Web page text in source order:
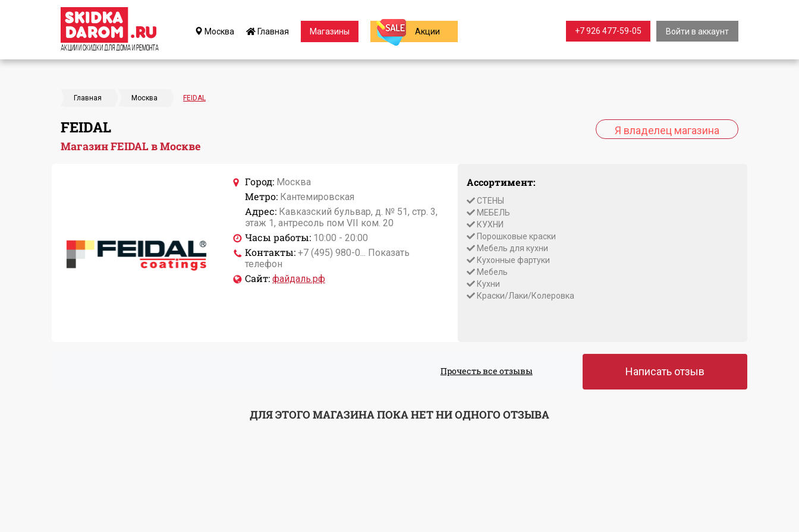
Акции и Скидки для дома и ремонта
Москва Главная Магазины Акции Войти в аккаунт
+7 926 477-59-05
Главная Москва FEIDAL
FEIDAL
Магазин FEIDAL в Москве
Город: Москва
Метро: Кантемировская
Адрес: Кавказский бульвар, д. № 51, стр. 3,
этаж 1, антресоль пом VII ком. 20
Часы работы: 10:00 - 20:00
Контакты: +7 (495) 980-0... Показать
телефон
Сайт: файдаль.рф
Ассортимент:
СТЕНЫ
МЕБЕЛЬ
КУХНИ
Порошковые краски
Мебель для кухни
Кухонные фартуки
Мебель
Кухни
Краски/Лаки/Колеровка
Прочесть все отзывы Написать отзыв
ДЛЯ ЭТОГО МАГАЗИНА ПОКА НЕТ НИ ОДНОГО ОТЗЫВА